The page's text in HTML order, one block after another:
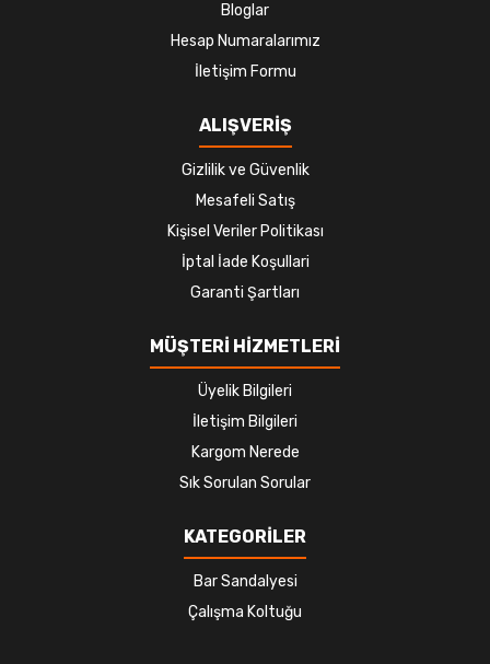
Bloglar
Hesap Numaralarımız
İletişim Formu
ALIŞVERİŞ
Gizlilik ve Güvenlik
Mesafeli Satış
Kişisel Veriler Politikası
İptal İade Koşullari
Garanti Şartları
MÜŞTERİ HİZMETLERİ
Üyelik Bilgileri
İletişim Bilgileri
Kargom Nerede
Sık Sorulan Sorular
KATEGORİLER
Bar Sandalyesi
Çalışma Koltuğu